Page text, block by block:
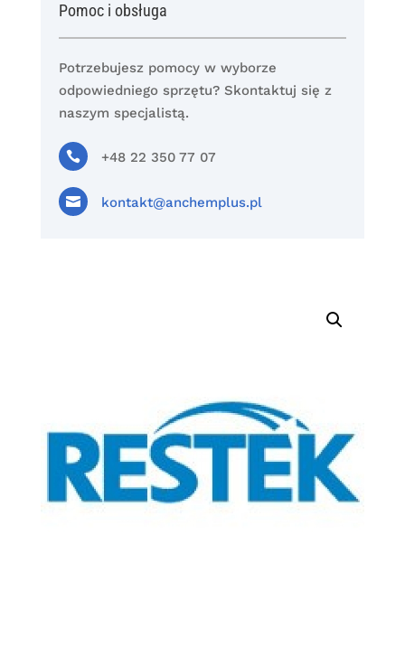
Pomoc i obsługa
Potrzebujesz pomocy w wyborze
odpowiedniego sprzętu? Skontaktuj się z
naszym specjalistą.
 +48 22 350 77 07
 kontakt@anchemplus.pl